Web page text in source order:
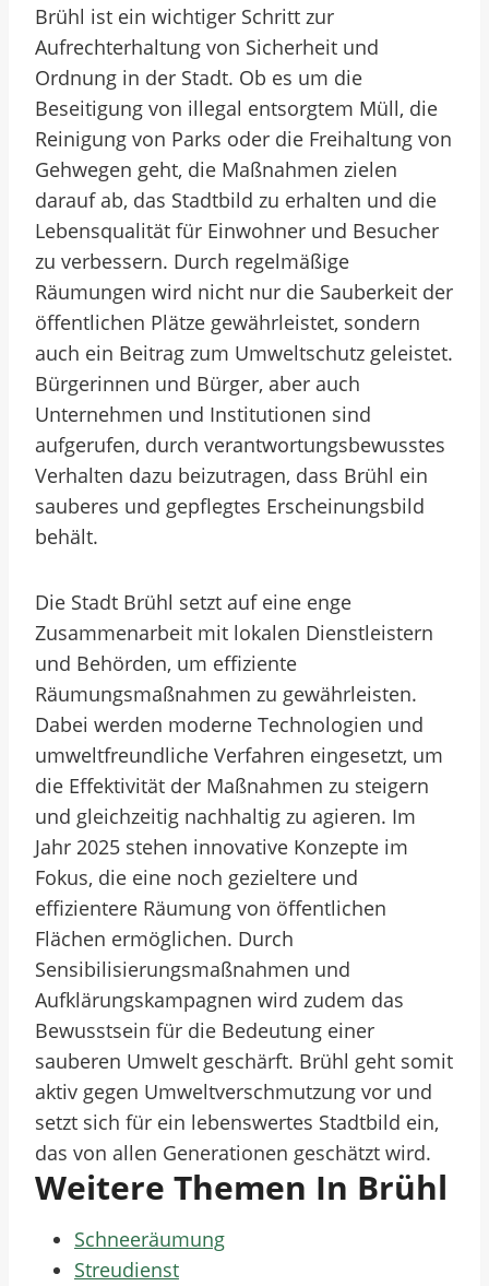
Brühl ist ein wichtiger Schritt zur
Aufrechterhaltung von Sicherheit und
Ordnung in der Stadt. Ob es um die
Beseitigung von illegal entsorgtem Müll, die
Reinigung von Parks oder die Freihaltung von
Gehwegen geht, die Maßnahmen zielen
darauf ab, das Stadtbild zu erhalten und die
Lebensqualität für Einwohner und Besucher
zu verbessern. Durch regelmäßige
Räumungen wird nicht nur die Sauberkeit der
öffentlichen Plätze gewährleistet, sondern
auch ein Beitrag zum Umweltschutz geleistet.
Bürgerinnen und Bürger, aber auch
Unternehmen und Institutionen sind
aufgerufen, durch verantwortungsbewusstes
Verhalten dazu beizutragen, dass Brühl ein
sauberes und gepflegtes Erscheinungsbild
behält.
Die Stadt Brühl setzt auf eine enge
Zusammenarbeit mit lokalen Dienstleistern
und Behörden, um effiziente
Räumungsmaßnahmen zu gewährleisten.
Dabei werden moderne Technologien und
umweltfreundliche Verfahren eingesetzt, um
die Effektivität der Maßnahmen zu steigern
und gleichzeitig nachhaltig zu agieren. Im
Jahr 2025 stehen innovative Konzepte im
Fokus, die eine noch gezieltere und
effizientere Räumung von öffentlichen
Flächen ermöglichen. Durch
Sensibilisierungsmaßnahmen und
Aufklärungskampagnen wird zudem das
Bewusstsein für die Bedeutung einer
sauberen Umwelt geschärft. Brühl geht somit
aktiv gegen Umweltverschmutzung vor und
setzt sich für ein lebenswertes Stadtbild ein,
das von allen Generationen geschätzt wird.
Weitere Themen In Brühl
Schneeräumung
Streudienst